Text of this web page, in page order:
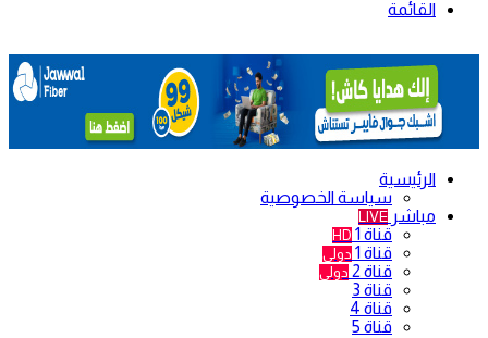
القائمة
الرئيسية
سياسة الخصوصية
مباشر LIVE
قناة 1 HD
قناة 1 دولي
قناة 2 دولي
قناة 3
قناة 4
قناة 5